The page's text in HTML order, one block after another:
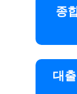
종
대